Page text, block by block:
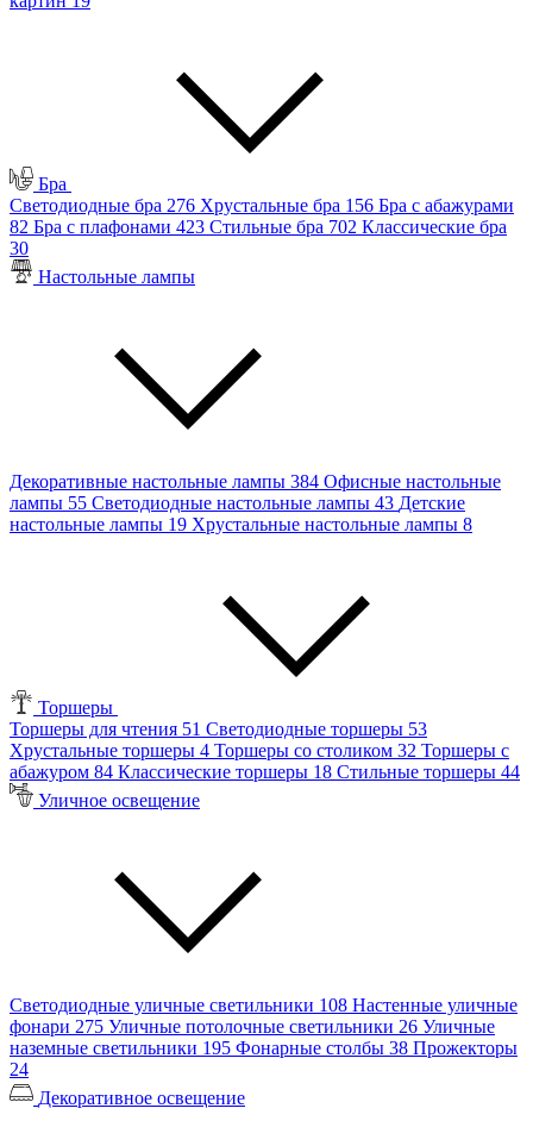
Бра
Светодиодные бра 276 Хрустальные бра 156 Бра с абажурами
82 Бра с плафонами 423 Стильные бра 702 Классические бра
30
Настольные лампы
Декоративные настольные лампы 384 Офисные настольные
лампы 55 Светодиодные настольные лампы 43 Детские
настольные лампы 19 Хрустальные настольные лампы 8
Торшеры
Торшеры для чтения 51 Светодиодные торшеры 53
Хрустальные торшеры 4 Торшеры со столиком 32 Торшеры с
абажуром 84 Классические торшеры 18 Стильные торшеры 44
Уличное освещение
Светодиодные уличные светильники 108 Настенные уличные
фонари 275 Уличные потолочные светильники 26 Уличные
наземные светильники 195 Фонарные столбы 38 Прожекторы
24
Декоративное освещение